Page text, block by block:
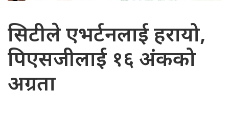
सिटीले एभर्टनलाई हरायो,
पिएसजीलाई १६ अंकको
अग्रता